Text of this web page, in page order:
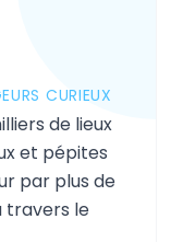
CURIEUX
de lieux
et pépites
par plus de
travers le